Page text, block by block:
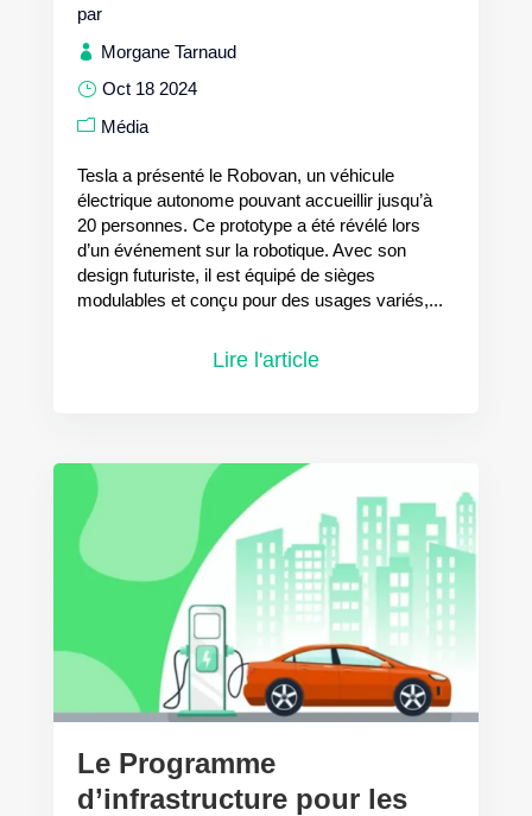
par
Morgane Tarnaud
Oct 18 2024
Média
Tesla a présenté le Robovan, un véhicule
électrique autonome pouvant accueillir jusqu’à
20 personnes. Ce prototype a été révélé lors
d’un événement sur la robotique. Avec son
design futuriste, il est équipé de sièges
modulables et conçu pour des usages variés,...
Lire l'article
Le Programme
d’infrastructure pour les